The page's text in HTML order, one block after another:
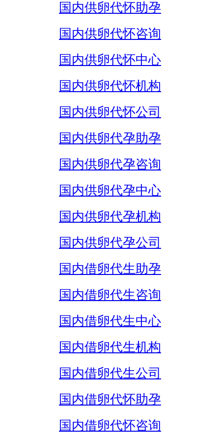
国内供卵代怀助孕
国内供卵代怀咨询
国内供卵代怀中心
国内供卵代怀机构
国内供卵代怀公司
国内供卵代孕助孕
国内供卵代孕咨询
国内供卵代孕中心
国内供卵代孕机构
国内供卵代孕公司
国内借卵代生助孕
国内借卵代生咨询
国内借卵代生中心
国内借卵代生机构
国内借卵代生公司
国内借卵代怀助孕
国内借卵代怀咨询